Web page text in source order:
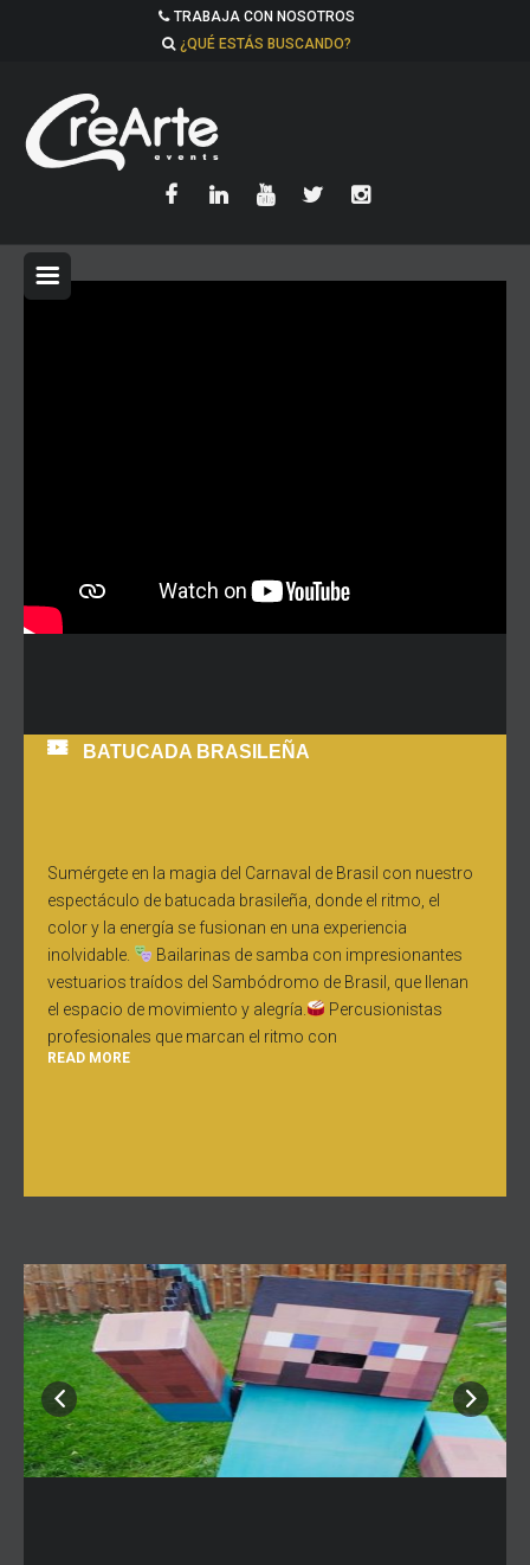
TRABAJA CON NOSOTROS
¿QUÉ ESTÁS BUSCANDO?
BATUCADA BRASILEÑA
Sumérgete en la magia del Carnaval de Brasil con nuestro
espectáculo de batucada brasileña, donde el ritmo, el
color y la energía se fusionan en una experiencia
inolvidable.
Bailarinas de samba con impresionantes
vestuarios traídos del Sambódromo de Brasil, que llenan
el espacio de movimiento y alegría.
Percusionistas
profesionales que marcan el ritmo con
READ MORE